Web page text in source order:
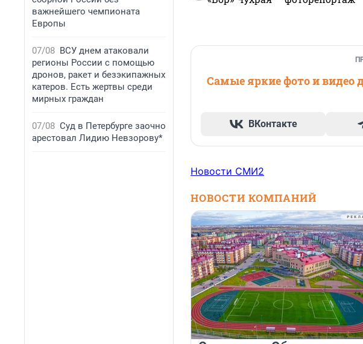
важнейшего чемпионата
Европы
07/08 ВСУ днем атаковали
регионы России с помощью
дронов, ракет и безэкипажных
катеров. Есть жертвы среди
мирных граждан
07/08 Суд в Петербурге заочно
арестовал Лидию Невзорову*
Самые яркие фото и видео
ВКонтакте
Новости СМИ2
НОВОСТИ КОМПАНИЙ